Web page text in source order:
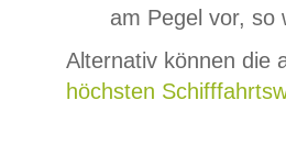
am Pegel vor,
Alternativ können die
höchsten